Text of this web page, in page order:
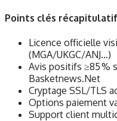
Points clés
Licence officielle
(MGA/UKGC/ANJ…)
Avis positifs ≥85 %
Basketnews.Net
Cryptage SSL/TLS
Options paiement
Support client